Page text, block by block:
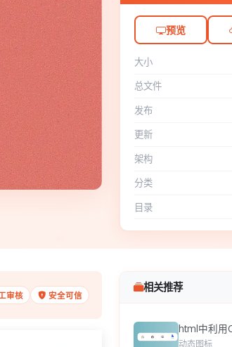
预览
大小
总文件
发布
更新
架构
分类
目录
审核 安全可信
相关推荐
html中利用
动态图标